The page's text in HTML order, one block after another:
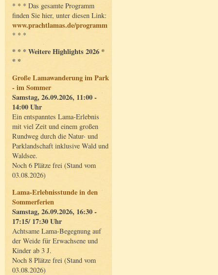
* * * Das gesamte Programm
finden Sie hier, unter diesen Link:
www.prachtlamas.de/programm
* * *
* * * Weitere Highlights 2026 *
* *
Große Lamawanderung im Park
- im Sommer
Samstag, 26.09.2026, 11:00 -
14:00 Uhr
Ein entspanntes Lama-Erlebnis
mit viel Zeit und einem großen
Rundweg durch die Natur- und
Parklandschaft inklusive Wald und
Waldsee.
Noch 6 Plätze frei (Stand vom
03.08.2026)
Lama-Erlebnisstunde in den
Sommerferien
Samstag, 26.09.2026, 16:30 -
17:15/ 17:30 Uhr
Achtsame Lama-Begegnung auf
der Weide für Erwachsene und
Kinder ab 3 J.
Noch 8 Plätze frei (Stand vom
03.08.2026)